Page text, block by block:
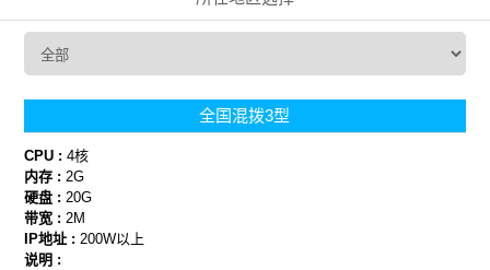
全国混拨3型
CPU :4核
内存 :2G
硬盘 :20G
带宽 :2M
IP地址 :200W以上
说明 :